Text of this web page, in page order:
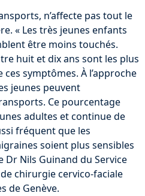
n’affecte pas tout le
« Les très jeunes enfants
être moins touchés.
huit et dix ans sont les plus
symptômes. À l’approche
jeunes peuvent
Ce pourcentage
adultes et continue de
fréquent que les
soient plus sensibles
Dr Nils Guinand du Service
chirurgie cervico-faciale
de Genève.